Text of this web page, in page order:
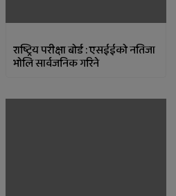
राष्ट्रिय परीक्षा बोर्ड : एसईईको नतिजा
भाेलि सार्वजनिक गरिने